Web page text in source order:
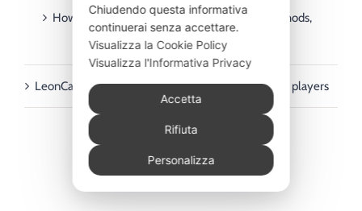
How to Use Rainbet in Australia: Payment Methods,
Deposits & Withdrawals Guide
LeonCasino payment methods guide for Australian players
Chiudendo questa informativa
continuerai senza accettare.
Visualizza la Cookie Policy
Visualizza l'Informativa Privacy
Accetta
Rifiuta
Personalizza